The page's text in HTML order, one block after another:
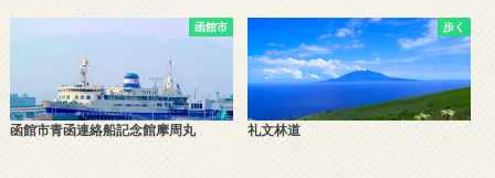
函館市
函館市青函連絡船記念館摩周丸
歩く
礼文林道